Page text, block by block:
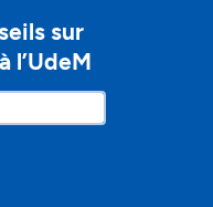
sur
l’UdeM